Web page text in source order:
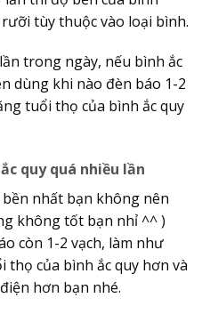
tùy thuộc vào loại bình.
trong ngày, nếu bình ắc
dùng khi nào đèn báo 1-2
tuổi thọ của bình ắc quy
quy quá nhiều lần
nhất bạn không nên
không tốt bạn nhỉ ^^ )
còn 1-2 vạch, làm như
thọ của bình ắc quy hơn và
hơn bạn nhé.